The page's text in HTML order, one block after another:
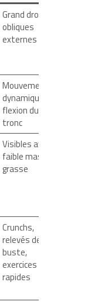
Grand droit,
obliques
externes
Mouvements
dynamiques,
flexion du
tronc
Visibles avec
faible masse
grasse
Crunchs,
relevés de
buste,
exercices
rapides